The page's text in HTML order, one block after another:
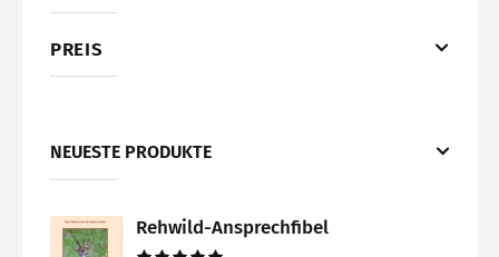
PREIS
NEUESTE PRODUKTE
Rehwild-Ansprechfibel